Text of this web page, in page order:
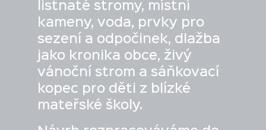
listnaté stromy, místní
kameny, voda, prvky pro
sezení a odpočinek, dlažba
jako kronika obce, živý
vánoční strom a sáňkovací
kopec pro děti z blízké
mateřské školy.